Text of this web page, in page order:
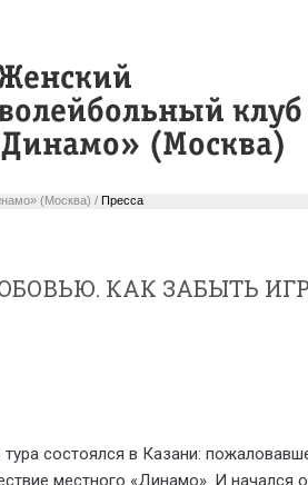
(Москва) / Пресса
КАК ЗАБЫТЬ
состоялся в Казани:
местного «Динамо». И начался